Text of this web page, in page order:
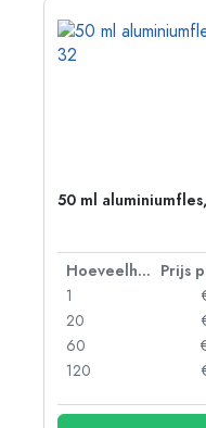
50 ml
Hoeveelheid
1
20
60
120